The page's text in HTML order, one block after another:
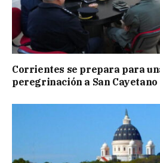
Corrientes se prepara para
peregrinación a San Cayetano